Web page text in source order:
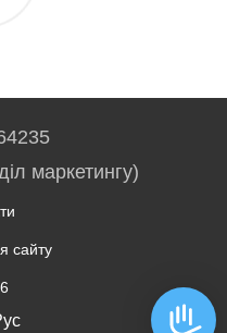
маркетингу)
сайту